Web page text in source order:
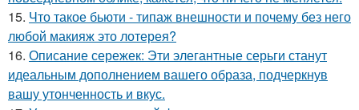
15. Что такое бьюти - типаж внешности и почему без него
любой макияж это лотерея?
16. Описание сережек: Эти элегантные серьги станут
идеальным дополнением вашего образа, подчеркнув
вашу утонченность и вкус.